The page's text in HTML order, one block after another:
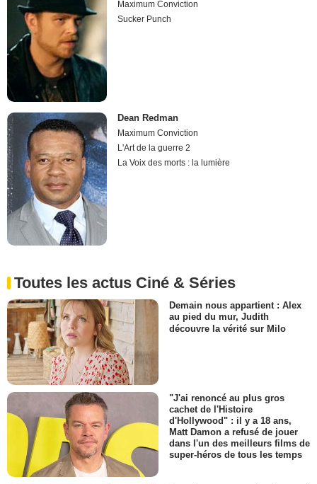
Maximum Conviction
Sucker Punch
Dean Redman
Maximum Conviction
L'Art de la guerre 2
La Voix des morts : la lumière
Toutes les actus Ciné & Séries
Demain nous appartient : Alex
au pied du mur, Judith
découvre la vérité sur Milo
"J'ai renoncé au plus gros
cachet de l'Histoire
d'Hollywood" : il y a 18 ans,
Matt Damon a refusé de jouer
dans l'un des meilleurs films de
super-héros de tous les temps